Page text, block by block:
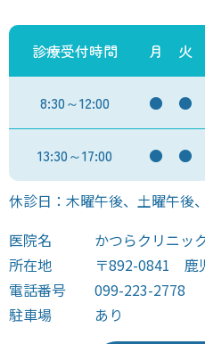
診療受付時間 月 火
8:30～12:00 ● ●
13:30～17:00 ● ●
休診日：木曜午後、土曜午後
医院名
かつらクリニッ
所在地
〒892-0841 鹿
電話番号
099-223-2778
駐車場
あり